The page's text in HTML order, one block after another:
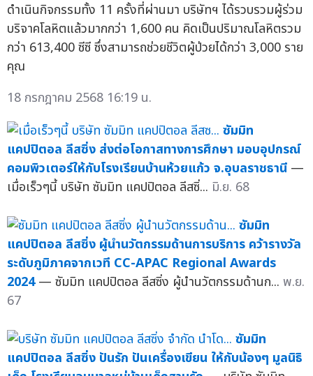
ดำเนินกิจกรรมทั้ง 11 ครั้งที่ผ่านมา บริษัทฯ ได้รวบรวมผู้ร่วม
บริจาคโลหิตแล้วมากกว่า 1,600 คน คิดเป็นปริมาณโลหิตรวม
กว่า 613,400 ซีซี ซึ่งสามารถช่วยชีวิตผู้ป่วยได้กว่า 3,000 ราย
คุณ
18 กรกฎาคม 2568 16:19 น.
ซัมมิท
แคปปิตอล ลีสซิ่ง ส่งต่อโอกาสทางการศึกษา มอบอุปกรณ์
คอมพิวเตอร์ให้กับโรงเรียนบ้านห้วยแก้ว จ.อุบลราชธานี —
เมื่อเร็วๆนี้ บริษัท ซัมมิท แคปปิตอล ลีสซิ่... มิ.ย. 68
ซัมมิท
แคปปิตอล ลีสซิ่ง ผู้นำนวัตกรรมด้านการบริการ คว้ารางวัล
ระดับภูมิภาคจากเวที CC-APAC Regional Awards
2024 — ซัมมิท แคปปิตอล ลีสซิ่ง ผู้นำนวัตกรรมด้านก... พ.ย.
67
ซัมมิท
แคปปิตอล ลีสซิ่ง ปันรัก ปันเครื่องเขียน ให้กับน้องๆ มูลนิธิ